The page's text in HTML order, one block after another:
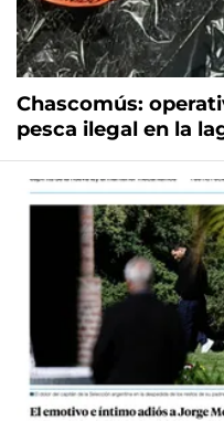
Chascomús:
pesca ilegal en la